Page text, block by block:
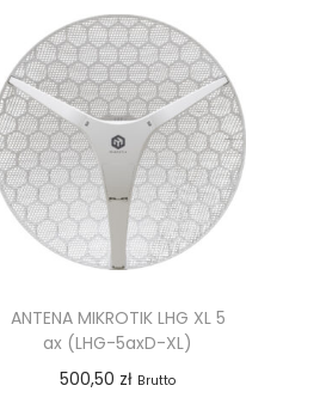
ANTENA MIKROTIK LHG XL 5
ax (LHG-5axD-XL)
500,50 zł Brutto